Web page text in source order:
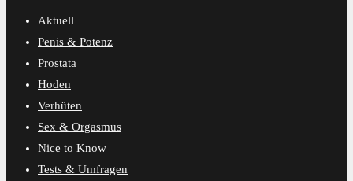
Aktuell
Penis & Potenz
Prostata
Hoden
Verhüten
Sex & Orgasmus
Nice to Know
Tests & Umfragen